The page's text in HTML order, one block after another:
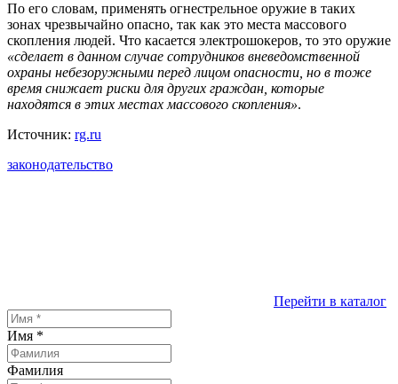
По его словам, применять огнестрельное оружие в таких
зонах чрезвычайно опасно, так как это места массового
скопления людей. Что касается электрошокеров, то это оружие
«сделает в данном случае сотрудников вневедомственной
охраны небезоружными перед лицом опасности, но в тоже
время снижает риски для других граждан, которые
находятся в этих местах массового скопления».
Источник: rg.ru
законодательство
Перейти в каталог
Имя *
Фамилия